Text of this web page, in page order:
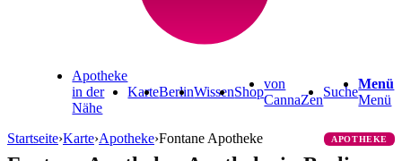
Apotheke
in der
Nähe
KarteBerlinWissenShop
von
CannaZen
Suche
Menü
Menü
Startseite›Karte›Apotheke›Fontane Apotheke APOTHEKE